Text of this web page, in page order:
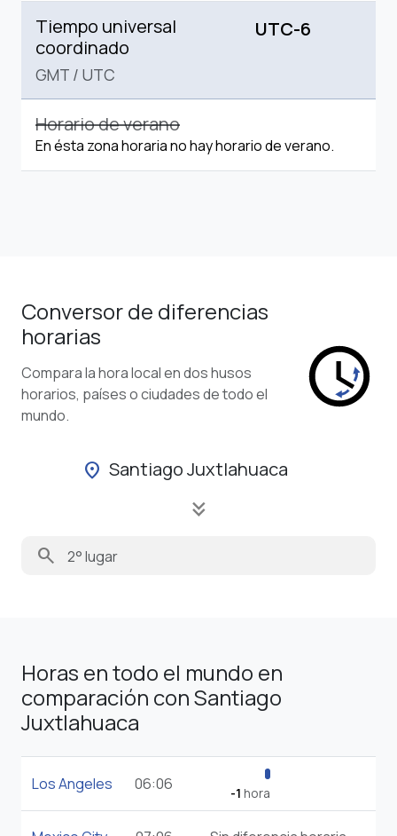
Tiempo universal
coordinado
GMT / UTC
UTC-6
Horario de verano
En ésta zona horaria no hay horario de verano.
Conversor de diferencias
horarias
Compara la hora local en dos husos
horarios, países o ciudades de todo el
mundo.
location_on Santiago Juxtlahuaca
keyboard_double_arrow_down
search
Horas en todo el mundo en
comparación con Santiago
Juxtlahuaca
Los Angeles 06:06 -1 hora